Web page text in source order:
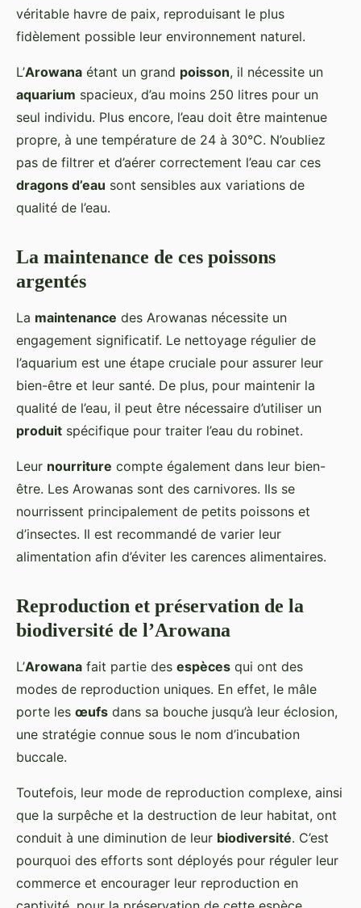
véritable havre de paix, reproduisant le plus
fidèlement possible leur environnement naturel.
L’Arowana étant un grand poisson, il nécessite un
aquarium spacieux, d’au moins 250 litres pour un
seul individu. Plus encore, l’eau doit être maintenue
propre, à une température de 24 à 30°C. N’oubliez
pas de filtrer et d’aérer correctement l’eau car ces
dragons d’eau sont sensibles aux variations de
qualité de l’eau.
La maintenance de ces poissons
argentés
La maintenance des Arowanas nécessite un
engagement significatif. Le nettoyage régulier de
l’aquarium est une étape cruciale pour assurer leur
bien-être et leur santé. De plus, pour maintenir la
qualité de l’eau, il peut être nécessaire d’utiliser un
produit spécifique pour traiter l’eau du robinet.
Leur nourriture compte également dans leur bien-
être. Les Arowanas sont des carnivores. Ils se
nourrissent principalement de petits poissons et
d’insectes. Il est recommandé de varier leur
alimentation afin d’éviter les carences alimentaires.
Reproduction et préservation de la
biodiversité de l’Arowana
L’Arowana fait partie des espèces qui ont des
modes de reproduction uniques. En effet, le mâle
porte les œufs dans sa bouche jusqu’à leur éclosion,
une stratégie connue sous le nom d’incubation
buccale.
Toutefois, leur mode de reproduction complexe, ainsi
que la surpêche et la destruction de leur habitat, ont
conduit à une diminution de leur biodiversité. C’est
pourquoi des efforts sont déployés pour réguler leur
commerce et encourager leur reproduction en